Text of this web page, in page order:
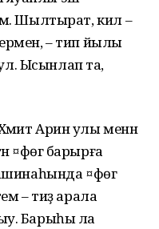
Шылтырат, кил –
– тип йылы
Ысынлап та,
Арин улы менән
¤фөгә барырға
¤фөгә
– тиҙ арала
Барыһы ла